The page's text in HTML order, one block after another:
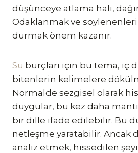
düşünceye atlama hali,
Odaklanmak ve
durmak önem kazanır.
Su burçları için bu tema, iç
bitenlerin kelimelere
Normalde sezgisel olarak
duygular, bu kez daha
bir dille ifade edilebilir. Bu
netleşme yaratabilir. Ancak
analiz etmek, hissedilen